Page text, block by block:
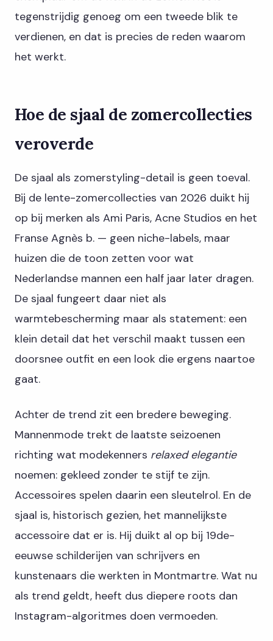
tegenstrijdig genoeg om een tweede blik te
verdienen, en dat is precies de reden waarom
het werkt.
Hoe de sjaal de zomercollecties
veroverde
De sjaal als zomerstyling-detail is geen toeval.
Bij de lente-zomercollecties van 2026 duikt hij
op bij merken als Ami Paris, Acne Studios en het
Franse Agnès b. — geen niche-labels, maar
huizen die de toon zetten voor wat
Nederlandse mannen een half jaar later dragen.
De sjaal fungeert daar niet als
warmtebescherming maar als statement: een
klein detail dat het verschil maakt tussen een
doorsnee outfit en een look die ergens naartoe
gaat.
Achter de trend zit een bredere beweging.
Mannenmode trekt de laatste seizoenen
richting wat modekenners relaxed elegantie
noemen: gekleed zonder te stijf te zijn.
Accessoires spelen daarin een sleutelrol. En de
sjaal is, historisch gezien, het mannelijkste
accessoire dat er is. Hij duikt al op bij 19de-
eeuwse schilderijen van schrijvers en
kunstenaars die werkten in Montmartre. Wat nu
als trend geldt, heeft dus diepere roots dan
Instagram-algoritmes doen vermoeden.